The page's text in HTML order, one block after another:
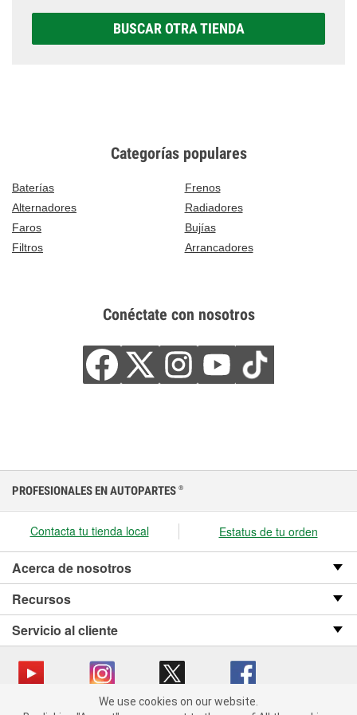
BUSCAR OTRA TIENDA
Categorías populares
Baterías
Frenos
Alternadores
Radiadores
Faros
Bujías
Filtros
Arrancadores
Conéctate con nosotros
We use cookies on our website. By clicking "Accept", you consent
PROFESIONALES EN AUTOPARTES ®
Contacta tu tienda local Estatus de tu orden
Acerca de nosotros
Recursos
Servicio al cliente
We use cookies on our website.